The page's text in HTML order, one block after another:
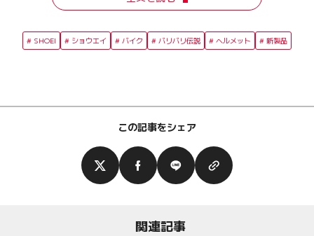
SHOEI ショウエイ バイク バリバリ伝説 ヘルメット 新製品
この記事をシェア
関連記事